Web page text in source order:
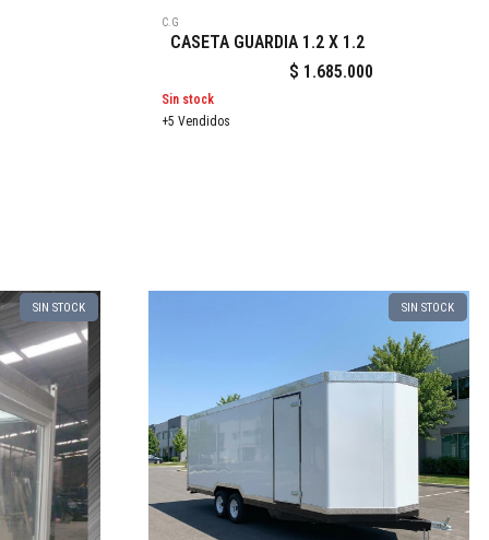
C.G
CASETA GUARDIA 1.2 X 1.2
$ 1.685.000
Sin stock
+5 Vendidos
SIN STOCK SIN STOCK